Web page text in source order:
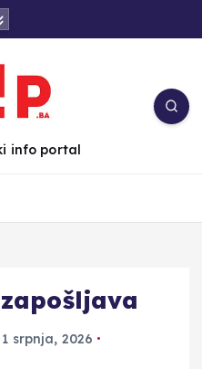
info portal
1 srpnja, 2026